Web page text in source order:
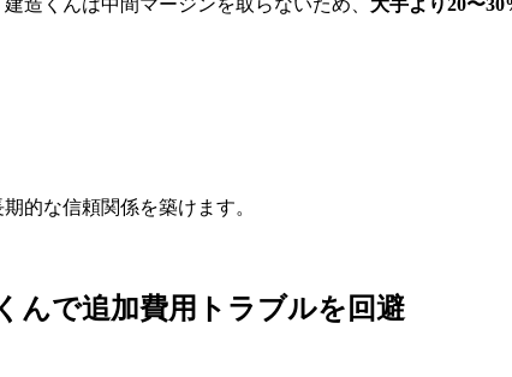
造くんは中間マージンを取らないため、 大手より20〜
的な信頼関係を築けます。
んで追加費用トラブルを回避